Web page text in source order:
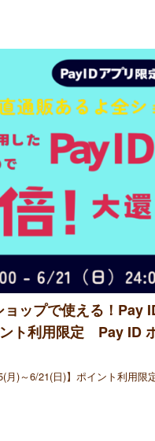
ップで使える！Pay
ト利用限定 Pay ID
月)～6/21(日)】ポイント利用限